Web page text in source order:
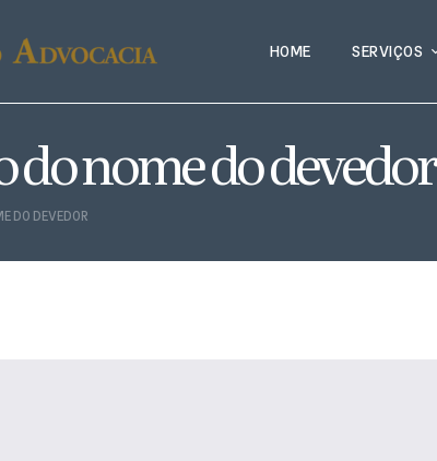
HOME SERVIÇOS
DO DEVEDOR
do nome do devedor